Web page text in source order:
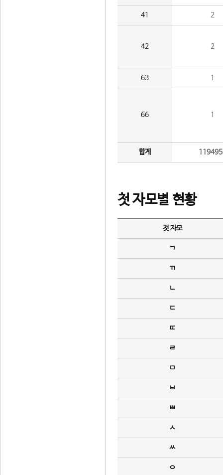
41 2
42 2
63 1
66 1
합계
첫 자모별 현황
첫 자모
ㄱ
ㄲ
ㄴ
ㄷ
ㄸ
ㄹ
ㅁ
ㅂ
ㅃ
ㅅ
ㅆ
ㅇ